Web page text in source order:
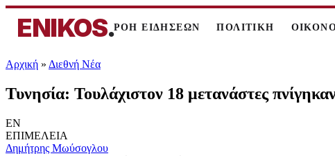
ENIKOS.ΡΟΗ ΕΙΔΗΣΕΩΝ ΠΟΛΙΤΙΚΗ
Αρχική » Διεθνή Νέα
Τυνησία: Τουλάχιστον 18 μετανάστες
EN
ΕΠΙΜΕΛΕΙΑ
Δημήτρης Μωύσογλου